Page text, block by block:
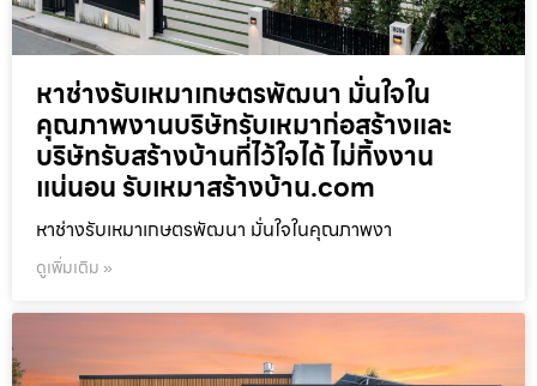
หาช่างรับเหมาเกษตรพัฒนา มั่นใจใน
คุณภาพงานบริษัทรับเหมาก่อสร้างและ
บริษัทรับสร้างบ้านที่ไว้ใจได้ ไม่ทิ้งงาน
แน่นอน รับเหมาสร้างบ้าน.com
หาช่างรับเหมาเกษตรพัฒนา มั่นใจในคุณภาพงา
ดูเพิ่มเติม »